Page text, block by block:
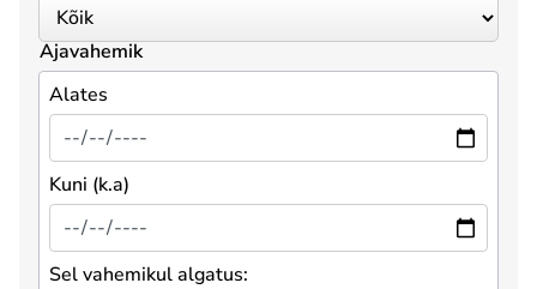
Ajavahemik
Alates
Kuni (k.a)
Sel vahemikul algatus: